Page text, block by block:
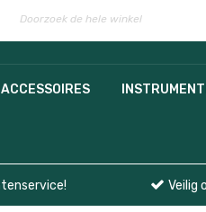
ACCESSOIRES
Veilig